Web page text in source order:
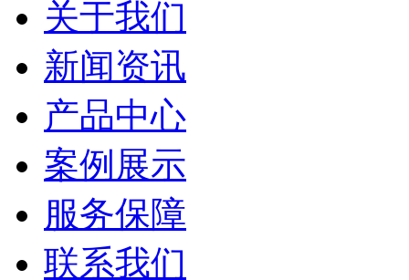
关于我们
新闻资讯
产品中心
案例展示
服务保障
联系我们